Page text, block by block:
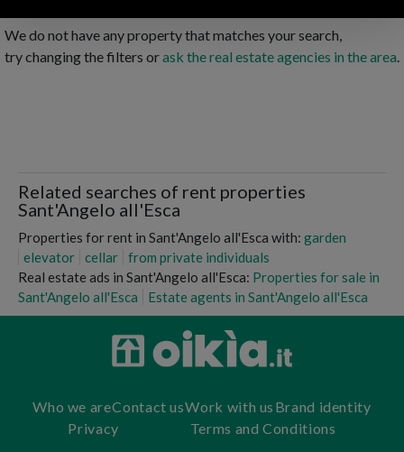
We do not have any property that matches your search,
try changing the filters orask the real estate agencies in the area.
Related searches of rent properties
Sant'Angelo all'Esca
Properties for rent in Sant'Angelo all'Esca with: garden
elevator
cellar
from private individuals
Real estate ads in Sant'Angelo all'Esca: Properties for sale in
Sant'Angelo all'Esca
Estate agents in Sant'Angelo all'Esca
Who we areContact usWork with us Brand identity
Privacy
Terms and Conditions